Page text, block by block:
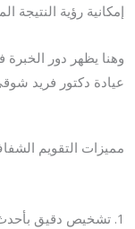
إمكانية رؤية النتيجة
وهنا يظهر دور
عيادة دكتور فريد
مميزات التقويم
1. تشخيص دقيق بأحدث التقنيات